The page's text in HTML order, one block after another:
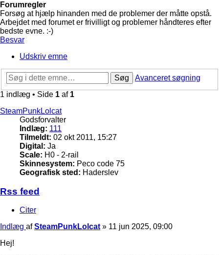
Forumregler
Forsøg at hjælp hinanden med de problemer der måtte opstå.
Arbejdet med forumet er frivilligt og problemer håndteres efter
bedste evne. :-)
Besvar
Udskriv emne
Søg
Avanceret søgning
1 indlæg • Side 1 af 1
SteamPunkLolcat
Godsforvalter
Indlæg: 111
Tilmeldt: 02 okt 2011, 15:27
Digital: Ja
Scale: H0 - 2-rail
Skinnesystem: Peco code 75
Geografisk sted: Haderslev
Rss feed
Citer
Indlæg afSteamPunkLolcat » 11 jun 2025, 09:00
Hej!